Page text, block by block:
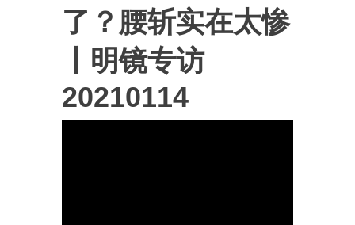
了？腰斩实在太惨
丨明镜专访
20210114